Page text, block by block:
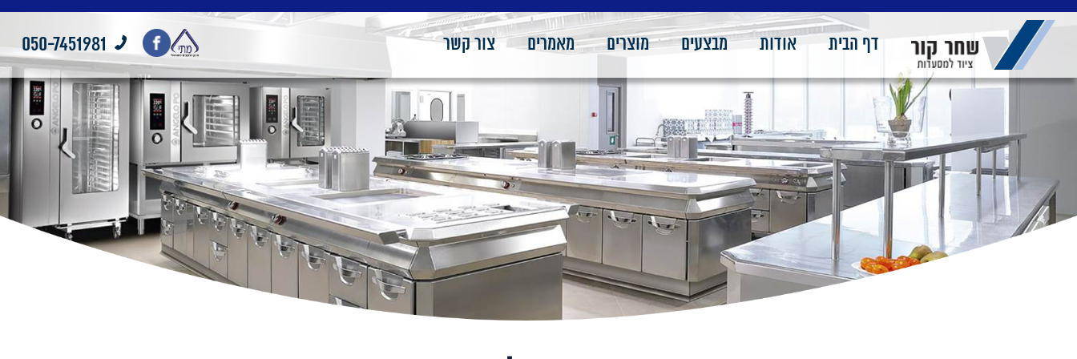
דף הבית אודות מבצעים מוצרים מאמרים צור קשר 050-7451981